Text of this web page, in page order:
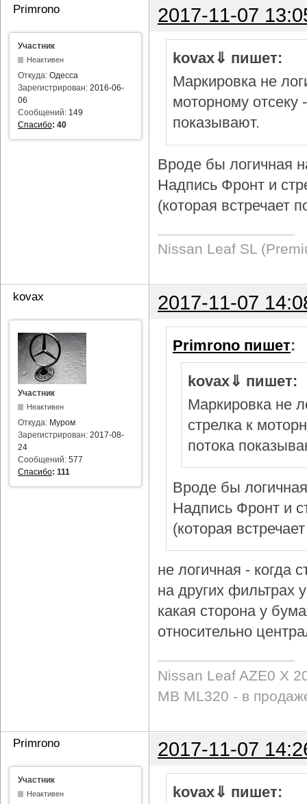
Primrono 2017-11-07
Участник
Неактивен
Откуда: Одесса
Зарегистрирован: 2016-06-
06
Сообщений: 149
Спасибо: 40
kovax⇓ пишет:
Маркировка не
моторному отсеку
показывают.
Вроде бы логичная
Надпись Фронт и
(которая встречает
Nissan Leaf SL
kovax 2017-11-07
Участник
Неактивен
Откуда: Муром
Зарегистрирован: 2017-08-
24
Сообщений: 577
Спасибо: 111
Primrono пишет:
kovax⇓ пишет:
Маркировка не
стрелка к
потока
Вроде бы
Надпись Фронт и
(которая
не логичная - когда
на других фильтрах
какая сторона у
относительно
Nissan Leaf AZE0 X
MB ML320 - в
Primrono 2017-11-07
Участник
Неактивен
kovax⇓ пишет: